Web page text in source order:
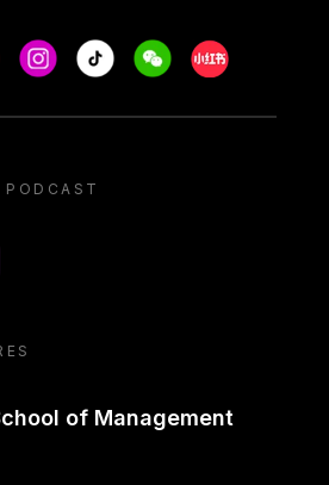
Instagram
Tiktok WeechatXiaohongshu/
podcast
of Management